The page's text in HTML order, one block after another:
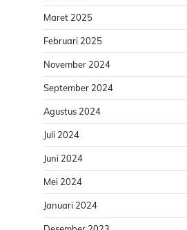
Maret 2025
Februari 2025
November 2024
September 2024
Agustus 2024
Juli 2024
Juni 2024
Mei 2024
Januari 2024